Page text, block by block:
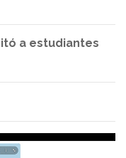
a estudiantes